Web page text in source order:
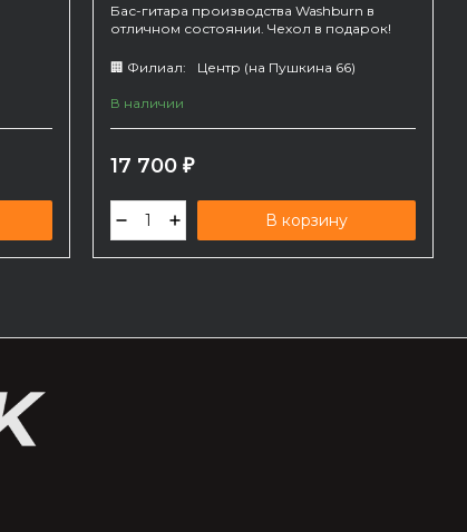
Бас-гитара производства Washburn в
отличном состоянии. Чехол в подарок!
🏢 Филиал: Центр (на Пушкина 66)
В наличии
17 700 ₽
В корзину